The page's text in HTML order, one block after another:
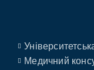
Медичний